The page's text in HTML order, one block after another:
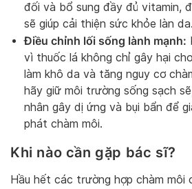
đối và bổ sung đầy đủ vitamin,
sẽ giúp cải thiện sức khỏe làn da.
Điều chỉnh lối sống lành mạnh:
vì thuốc lá không chỉ gây hại
làm khô da và tăng nguy cơ
hãy giữ môi trường sống sạch
nhân gây dị ứng và bụi bẩn để
phát chàm môi.
Khi nào cần gặp bác sĩ?
Hầu hết các trường hợp chàm